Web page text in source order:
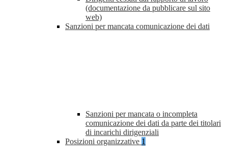
(documentazione da pubblicare sul sito
web)
Sanzioni per mancata comunicazione dei dati
Sanzioni per mancata o incompleta
comunicazione dei dati da parte dei titolari
di incarichi dirigenziali
Posizioni organizzative 1